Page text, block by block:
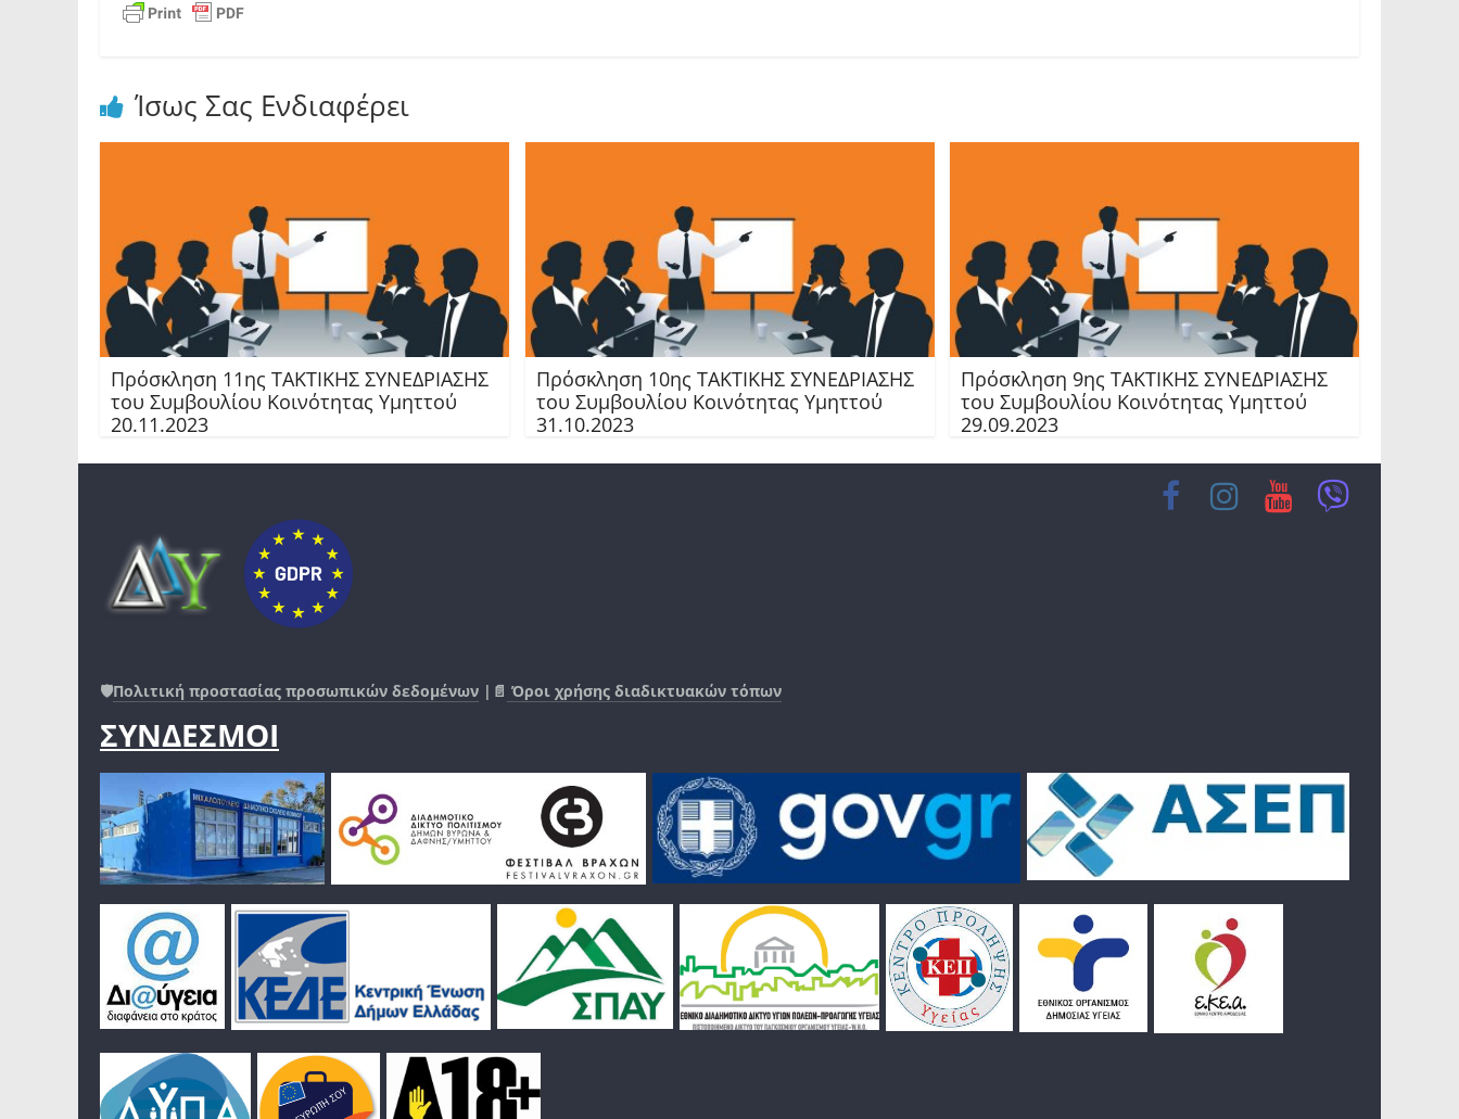
Ίσως Σας Ενδιαφέρει
Πρόσκληση 11ης TAKTIKHΣ ΣΥΝΕΔΡΙΑΣΗΣ
του Συμβουλίου Κοινότητας Υμηττού
20.11.2023
Πρόσκληση 10ης TAKTIKHΣ ΣΥΝΕΔΡΙΑΣΗΣ
του Συμβουλίου Κοινότητας Υμηττού
31.10.2023
Πρόσκληση 9ης TAKTIKHΣ ΣΥΝΕΔΡΙΑΣΗΣ
του Συμβουλίου Κοινότητας Υμηττού
29.09.2023
🛡️Πολιτική προστασίας προσωπικών δεδομένων |📄 Όροι χρήσης διαδικτυακών τόπων
ΣΥΝΔΕΣΜΟΙ